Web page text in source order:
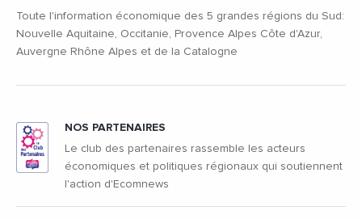
Toute l'information économique des 5 grandes régions du Sud:
Nouvelle Aquitaine, Occitanie, Provence Alpes Côte d'Azur,
Auvergne Rhône Alpes et de la Catalogne
NOS PARTENAIRES
Le club des partenaires rassemble les acteurs
économiques et politiques régionaux qui soutiennent
l'action d'Ecomnews